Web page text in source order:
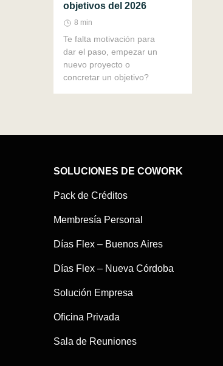
objetivos del 2026
8 min
Te falta motivación para
dar el paso, empezar un
nuevo proyecto o
concretar un objetivo?
SOLUCIONES DE COWORK
Pack de Créditos
Membresía Personal
Días Flex – Buenos Aires
Días Flex – Nueva Córdoba
Solución Empresa
Oficina Privada
Sala de Reuniones